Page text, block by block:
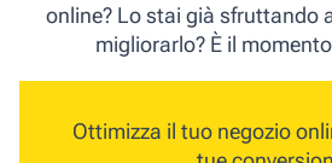
online? Lo stai già sfruttando
migliorarlo? È il
Ottimizza il tuo negozio